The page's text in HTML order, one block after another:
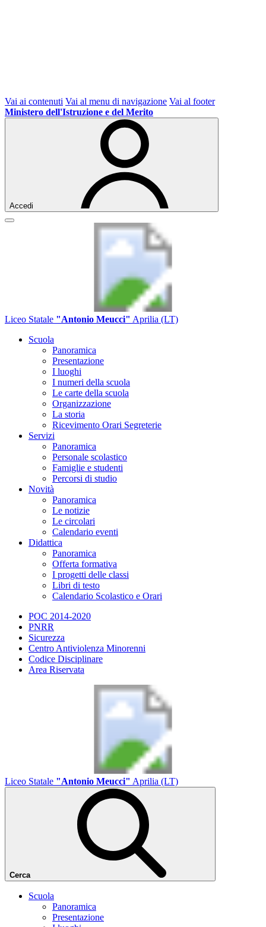
Vai ai contenuti Vai al menu di navigazione Vai al footer
Ministero dell'Istruzione e del Merito
Accedi
Liceo Statale "Antonio Meucci" Aprilia (LT)
Scuola
Panoramica
Presentazione
I luoghi
I numeri della scuola
Le carte della scuola
Organizzazione
La storia
Ricevimento Orari Segreterie
Servizi
Panoramica
Personale scolastico
Famiglie e studenti
Percorsi di studio
Novità
Panoramica
Le notizie
Le circolari
Calendario eventi
Didattica
Panoramica
Offerta formativa
I progetti delle classi
Libri di testo
Calendario Scolastico e Orari
POC 2014-2020
PNRR
Sicurezza
Centro Antiviolenza Minorenni
Codice Disciplinare
Area Riservata
Liceo Statale "Antonio Meucci" Aprilia (LT)
Cerca
Scuola
Panoramica
Presentazione